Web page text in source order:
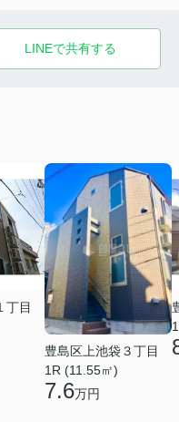
LINEで共有する
丁目
豊島区上池袋３丁目
1R (11.55㎡)
7.6万円